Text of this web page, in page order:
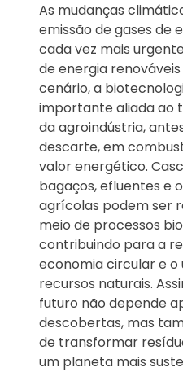
As mudanças
emissão de gases de
cada vez mais
de energia
cenário, a
importante aliada ao
da agroindústria,
descarte, em
valor energético.
bagaços, efluentes e
agrícolas podem ser
meio de processos
contribuindo para a
economia circular e o
recursos naturais.
futuro não depende
descobertas, mas
de transformar
um planeta mais